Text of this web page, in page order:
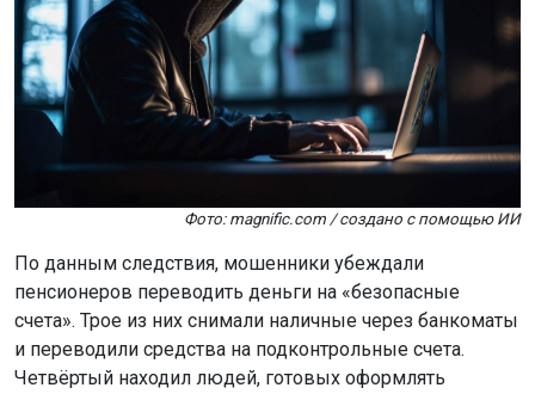
Фото: magnific.com / создано с помощью ИИ
По данным следствия, мошенники убеждали
пенсионеров переводить деньги на «безопасные
счета». Трое из них снимали наличные через банкоматы
и переводили средства на подконтрольные счета.
Четвёртый находил людей, готовых оформлять